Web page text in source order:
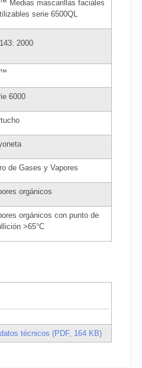
Medias mascarillas faciales
serie 6500QL
2000
6000
de Gases y Vapores
orgánicos
orgánicos con punto de
>65°C
técnicos (PDF, 164 KB)